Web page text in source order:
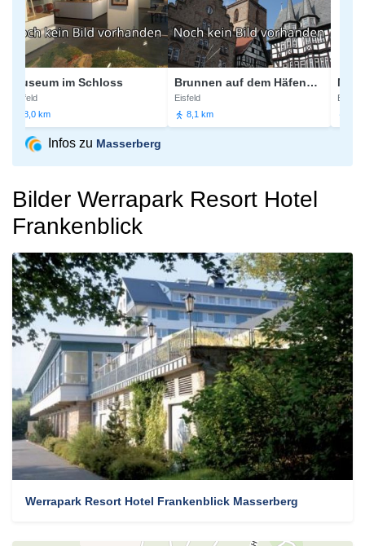
im Schloss
8,0 km
Brunnen auf dem Häfenmarkt
Eisfeld
8,1 km
Eisfeld
8,1 km
Infos zu Masserberg
Bilder Werrapark Resort Hotel
Frankenblick
Werrapark Resort Hotel Frankenblick Masserberg